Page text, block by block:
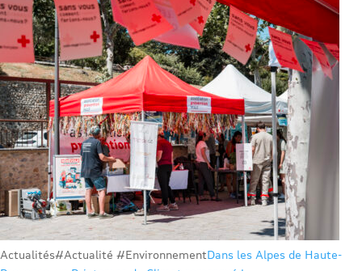
Actualités#Actualité #EnvironnementDans les Alpes de Haute-